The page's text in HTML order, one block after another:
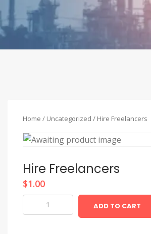
Home / Uncategorized / Hire Freelancers
Hire Freelancers
$1.00
Freelancers
ADD TO CART